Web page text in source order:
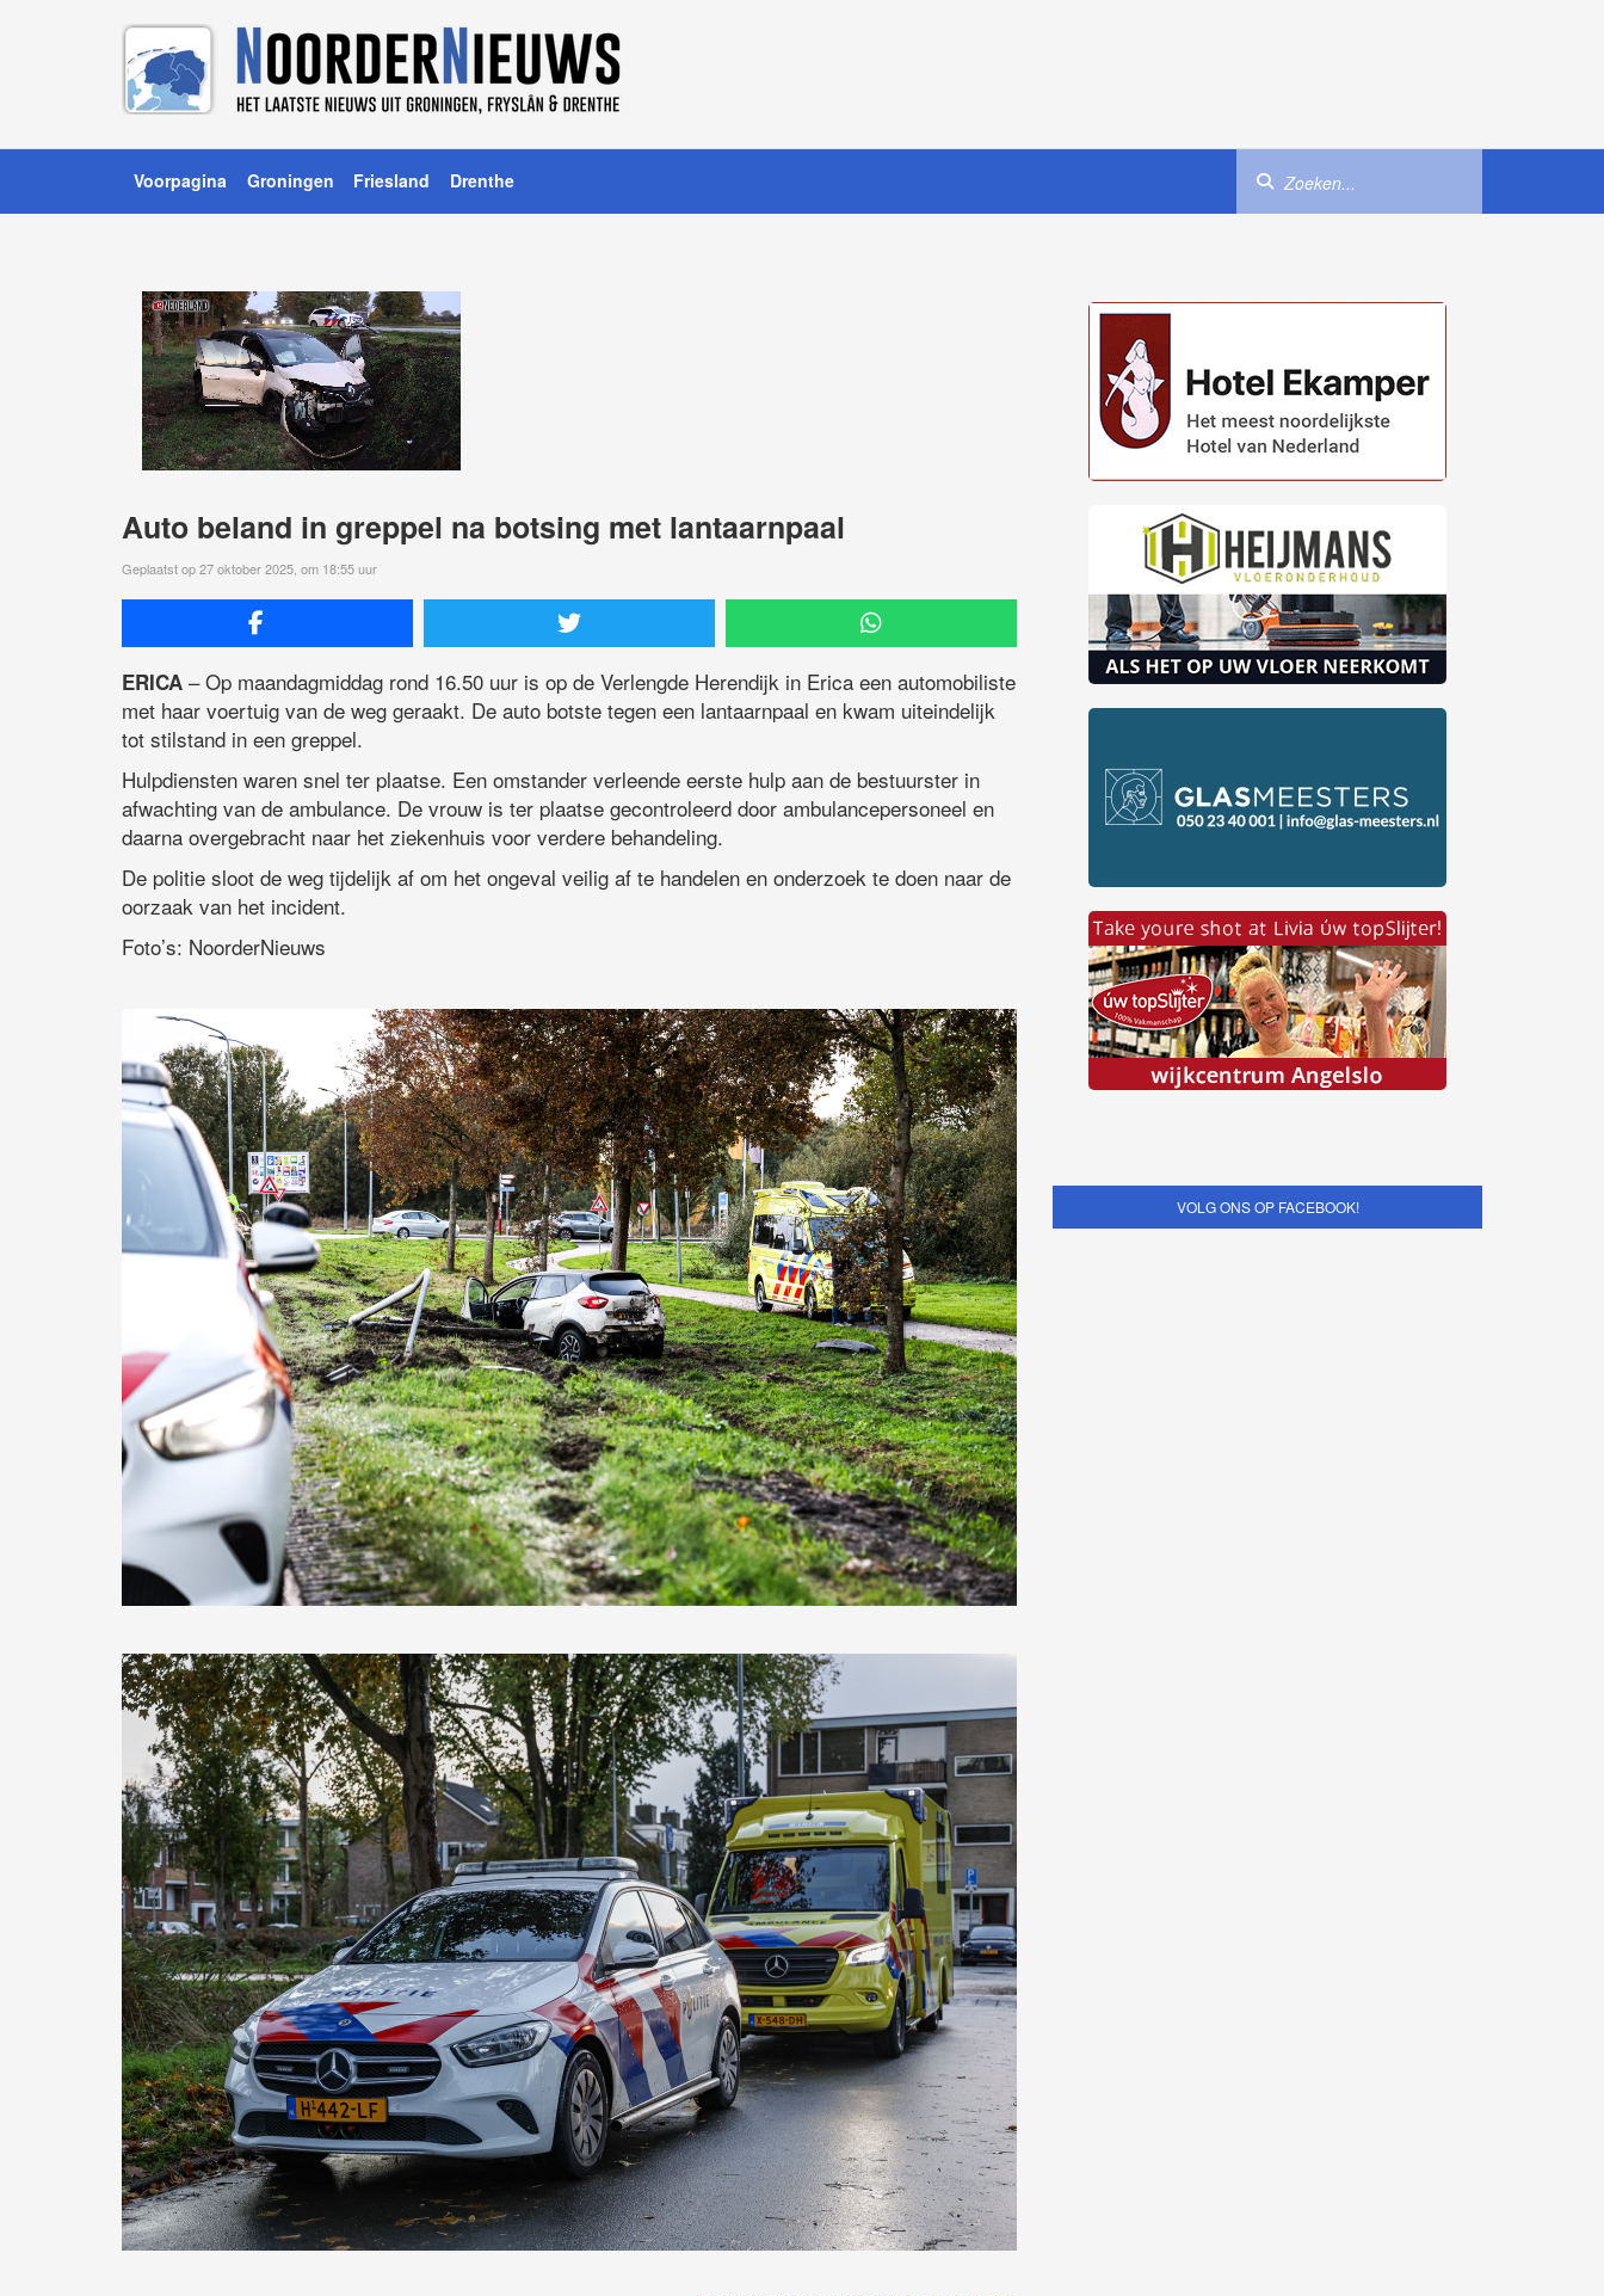
Voorpagina Groningen Friesland Drenthe
Auto beland in greppel na botsing met lantaarnpaal
Geplaatst op 27 oktober 2025, om 18:55 uur
ERICA – Op maandagmiddag rond 16.50 uur is op de Verlengde Herendijk in Erica een automobiliste
met haar voertuig van de weg geraakt. De auto botste tegen een lantaarnpaal en kwam uiteindelijk
tot stilstand in een greppel.
Hulpdiensten waren snel ter plaatse. Een omstander verleende eerste hulp aan de bestuurster in
afwachting van de ambulance. De vrouw is ter plaatse gecontroleerd door ambulancepersoneel en
daarna overgebracht naar het ziekenhuis voor verdere behandeling.
De politie sloot de weg tijdelijk af om het ongeval veilig af te handelen en onderzoek te doen naar de
oorzaak van het incident.
Foto’s: NoorderNieuws
VOLG ONS OP FACEBOOK!